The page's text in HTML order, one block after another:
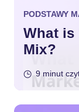
PODSTAWY
What is
Mix?
9 minut